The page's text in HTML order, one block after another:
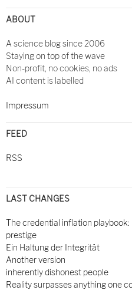
ABOUT
A science blog since 2006
Staying on top of the wave
Non-profit, no cookies, no ads
AI content is labelled
Impressum
FEED
RSS
LAST CHANGES
The credential inflation
prestige
Ein Haltung der Integrität
Another version
inherently dishonest people
Reality surpasses anything one